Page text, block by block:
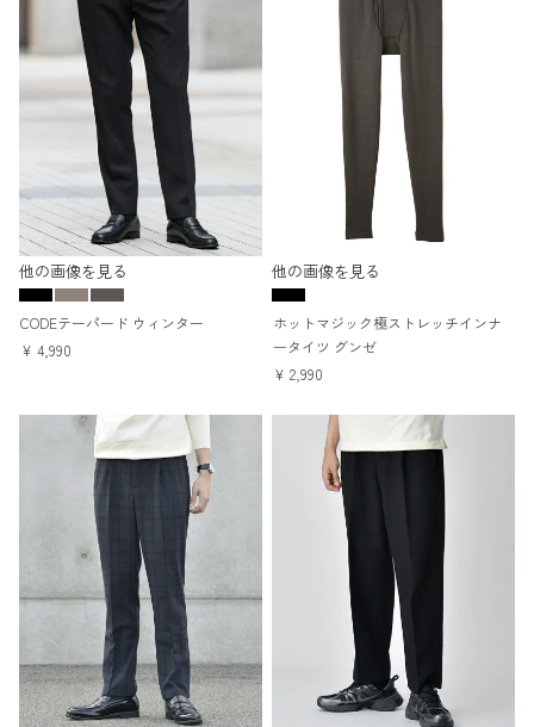
他の画像を見る
CODEテーパード ウィンター
¥ 4,990
他の画像を見る
ホットマジック極ストレッチインナ
ータイツ グンゼ
¥ 2,990